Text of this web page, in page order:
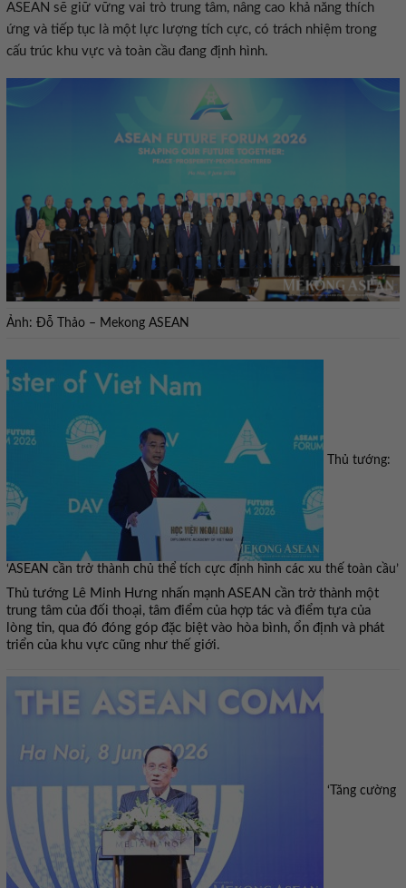
ASEAN sẽ giữ vững vai trò trung tâm, nâng cao khả năng thích
ứng và tiếp tục là một lực lượng tích cực, có trách nhiệm trong
cấu trúc khu vực và toàn cầu đang định hình.
Ảnh: Đỗ Thảo – Mekong ASEAN
Thủ tướng:
‘ASEAN cần trở thành chủ thể tích cực định hình các xu thế toàn cầu’
Thủ tướng Lê Minh Hưng nhấn mạnh ASEAN cần trở thành một
trung tâm của đối thoại, tâm điểm của hợp tác và điểm tựa của
lòng tin, qua đó đóng góp đặc biệt vào hòa bình, ổn định và phát
triển của khu vực cũng như thế giới.
‘Tăng cường